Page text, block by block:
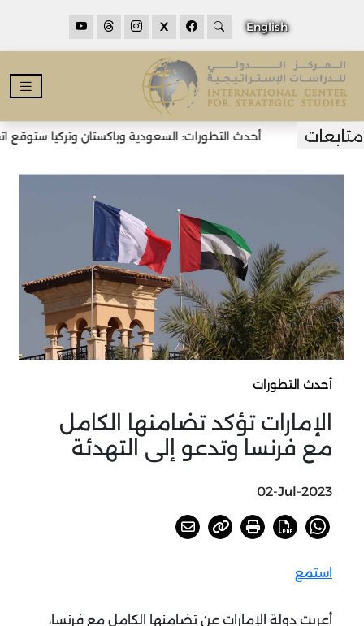
English
X
أحدث التطورات: السعودية وباكستان وتركيا ستوقع
أحدث التطورات
الإمارات تؤكد تضامنها الكامل
مع فرنسا وتدعو إلى التهدئة
02-Jul-2023
استمع
أعربت دولة الإمارات عن تضامنها الكامل مع فرنسا،